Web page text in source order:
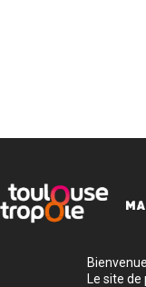
Le site